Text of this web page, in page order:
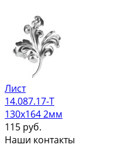
Лист
14.087.17-Т
130х164 2мм
115 руб.
Наши контакты